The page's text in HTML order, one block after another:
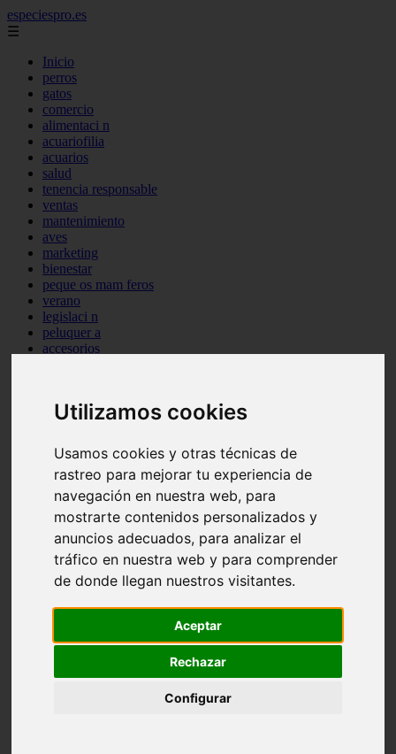
Utilizamos cookies
Usamos cookies y otras técnicas de
rastreo para mejorar tu experiencia de
navegación en nuestra web, para
mostrarte contenidos personalizados y
anuncios adecuados, para analizar el
tráfico en nuestra web y para comprender
de donde llegan nuestros visitantes.
Aceptar
Rechazar
Configurar
especiespro.es
☰
Inicio
perros
gatos
comercio
alimentaci n
acuariofilia
acuarios
salud
tenencia responsable
ventas
mantenimiento
aves
marketing
bienestar
peque os mam feros
verano
legislaci n
peluquer a
accesorios
comportamiento
abandono
adopci n
ferias
snacks
acuario
iberzoo propet
estanques
navidad
terapia asistida